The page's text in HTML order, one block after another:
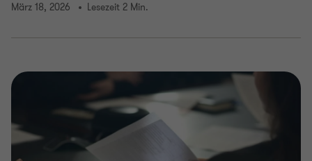
März 18, 2026 Lesezeit 2 Min.